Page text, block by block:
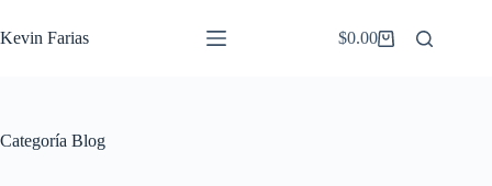
al
contenido
Kevin Farias
Carro
$0.00
Categoría Blog